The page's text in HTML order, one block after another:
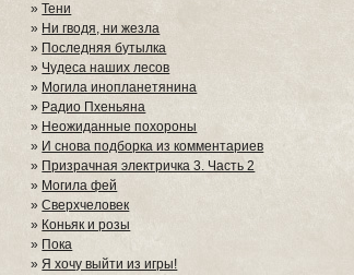
»Тени
» Ни гводя, ни жезла
» Последняя бутылка
» Чудеса наших лесов
» Могила инопланетянина
» Радио Пхеньяна
» Неожиданные похороны
» И снова подборка из комментариев
» Призрачная электричка 3. Часть 2
» Могила фей
»Сверхчеловек
» Коньяк и розы
» Пока
»Я хочу выйти из игры!